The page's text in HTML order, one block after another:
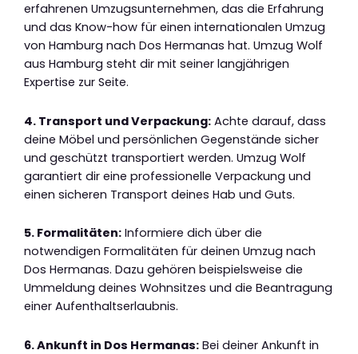
erfahrenen Umzugsunternehmen, das die Erfahrung
und das Know-how für einen internationalen Umzug
von Hamburg nach Dos Hermanas hat. Umzug Wolf
aus Hamburg steht dir mit seiner langjährigen
Expertise zur Seite.
4. Transport und Verpackung: Achte darauf, dass
deine Möbel und persönlichen Gegenstände sicher
und geschützt transportiert werden. Umzug Wolf
garantiert dir eine professionelle Verpackung und
einen sicheren Transport deines Hab und Guts.
5. Formalitäten: Informiere dich über die
notwendigen Formalitäten für deinen Umzug nach
Dos Hermanas. Dazu gehören beispielsweise die
Ummeldung deines Wohnsitzes und die Beantragung
einer Aufenthaltserlaubnis.
6. Ankunft in Dos Hermanas: Bei deiner Ankunft in